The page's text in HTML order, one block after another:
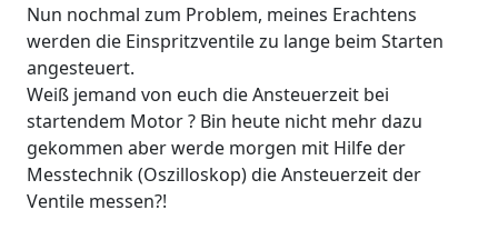
Nun nochmal zum Problem, meines Erachtens
werden die Einspritzventile zu lange beim Starten
angesteuert.
Weiß jemand von euch die Ansteuerzeit bei
startendem Motor ? Bin heute nicht mehr dazu
gekommen aber werde morgen mit Hilfe der
Messtechnik (Oszilloskop) die Ansteuerzeit der
Ventile messen?!